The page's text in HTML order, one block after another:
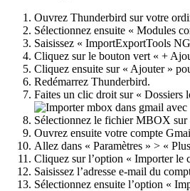
Ouvrez Thunderbird sur votre
Sélectionnez ensuite « Modules
Saisissez « ImportExportTools
Cliquez sur le bouton vert « +
Cliquez ensuite sur « Ajouter »
Redémarrez Thunderbird.
Faites un clic droit sur «
Sélectionnez le fichier MBOX sur
Ouvrez ensuite votre compte
Allez dans « Paramètres » > «
Cliquez sur l’option « Importer le
Saisissez l’adresse e-mail du
Sélectionnez ensuite l’option «